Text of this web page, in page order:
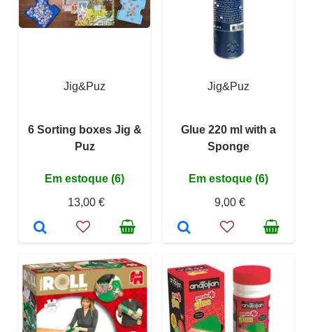
Jig&Puz
6 Sorting boxes Jig &
Puz
Em estoque (6)
13,00 €
Jig&Puz
Glue 220 ml with a
Sponge
Em estoque (6)
9,00 €